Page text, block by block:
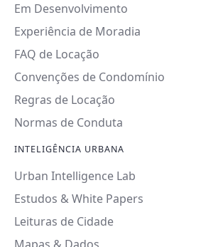
Em Desenvolvimento
Experiência de Moradia
FAQ de Locação
Convenções de Condomínio
Regras de Locação
Normas de Conduta
INTELIGÊNCIA URBANA
Urban Intelligence Lab
Estudos & White Papers
Leituras de Cidade